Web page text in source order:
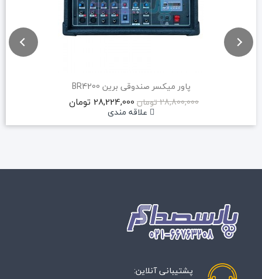
پاور میکسر صندوقی برین BR4200
28,800,000 تومان
28,224,000 تومان
علاقه مندی
پشتیبانی آنلاین: